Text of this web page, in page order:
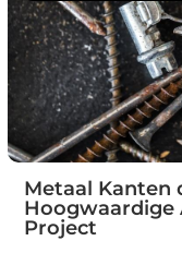
Metaal Kanten
Hoogwaardige
Project